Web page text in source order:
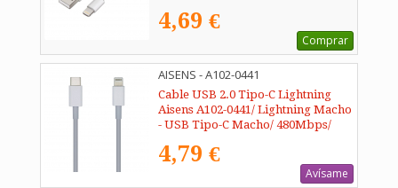
4,69 €
Comprar
AISENS - A102-0441
Cable USB 2.0 Tipo-C Lightning
Aisens A102-0441/ Lightning Macho
- USB Tipo-C Macho/ 480Mbps/
4,79 €
Avísame